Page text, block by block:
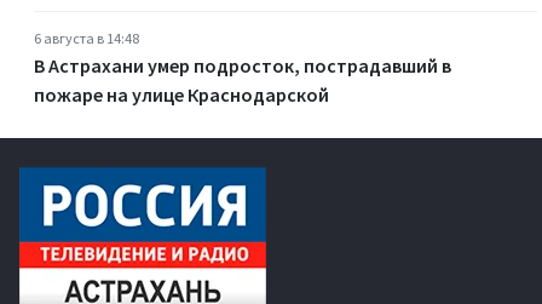
6 августа в 14:48
В Астрахани умер подросток, пострадавший в
пожаре на улице Краснодарской